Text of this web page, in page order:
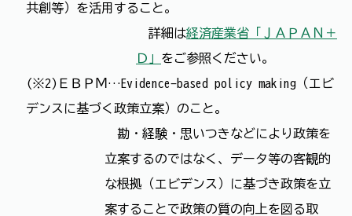
共創等）を活用すること。
詳細は経済産業省「ＪＡＰＡＮ＋
Ｄ」 をご参照ください。
(※2)ＥＢＰＭ…Evidence-based policy making（エビ
デンスに基づく政策立案）のこと。
勘・経験・思いつきなどにより政策を
立案するのではなく、データ等の客観的
な根拠（エビデンス）に基づき政策を立
案することで政策の質の向上を図る取